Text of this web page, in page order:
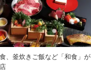
、釜炊きご飯など「和食」が